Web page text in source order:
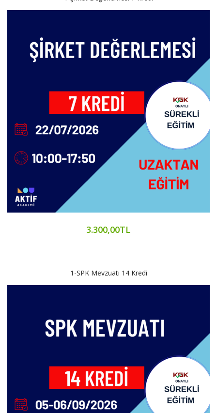
3.300,00TL
1-SPK Mevzuatı 14 Kredi